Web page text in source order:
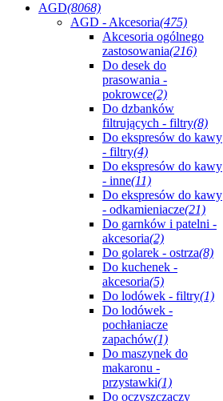
AGD(8068)
AGD - Akcesoria(475)
Akcesoria ogólnego
zastosowania(216)
Do desek do
prasowania -
pokrowce(2)
Do dzbanków
filtrujących - filtry(8)
Do ekspresów do kawy
- filtry(4)
Do ekspresów do kawy
- inne(11)
Do ekspresów do kawy
- odkamieniacze(21)
Do garnków i patelni -
akcesoria(2)
Do golarek - ostrza(8)
Do kuchenek -
akcesoria(5)
Do lodówek - filtry(1)
Do lodówek -
pochłaniacze
zapachów(1)
Do maszynek do
makaronu -
przystawki(1)
Do oczyszczaczy